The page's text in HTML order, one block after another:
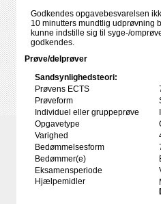
Godkendes opgavebesvarelsen
10 minutters mundtlig udprøvning
kunne indstille sig til syge-/
godkendes.
Prøve/delprøver
Sandsynlighedsteori:
Prøvens ECTS
Prøveform
Individuel eller gruppeprøve
Opgavetype
Varighed
Bedømmelsesform
Bedømmer(e)
Eksamensperiode
Hjælpemidler